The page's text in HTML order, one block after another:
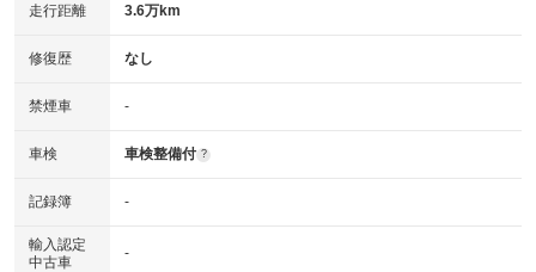
走行距離 3.6万km
修復歴 なし
禁煙車 -
車検 車検整備付 ?
記録簿 -
輸入認定
中古車
-